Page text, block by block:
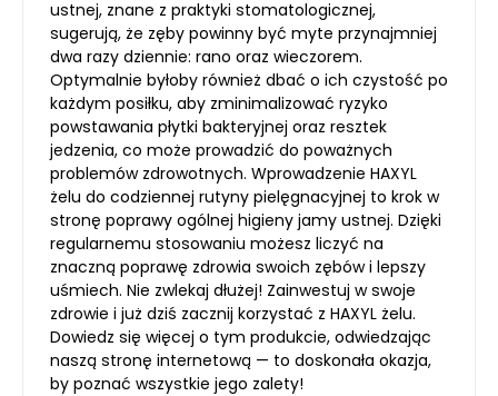
ustnej, znane z praktyki stomatologicznej,
sugerują, że zęby powinny być myte przynajmniej
dwa razy dziennie: rano oraz wieczorem.
Optymalnie byłoby również dbać o ich czystość po
każdym posiłku, aby zminimalizować ryzyko
powstawania płytki bakteryjnej oraz resztek
jedzenia, co może prowadzić do poważnych
problemów zdrowotnych. Wprowadzenie HAXYL
żelu do codziennej rutyny pielęgnacyjnej to krok w
stronę poprawy ogólnej higieny jamy ustnej. Dzięki
regularnemu stosowaniu możesz liczyć na
znaczną poprawę zdrowia swoich zębów i lepszy
uśmiech. Nie zwlekaj dłużej! Zainwestuj w swoje
zdrowie i już dziś zacznij korzystać z HAXYL żelu.
Dowiedz się więcej o tym produkcie, odwiedzając
naszą stronę internetową — to doskonała okazja,
by poznać wszystkie jego zalety!